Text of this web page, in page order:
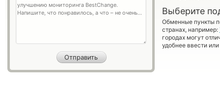
Выберите
Обменные пункты
странах, например:
городах могут
удобнее ввести